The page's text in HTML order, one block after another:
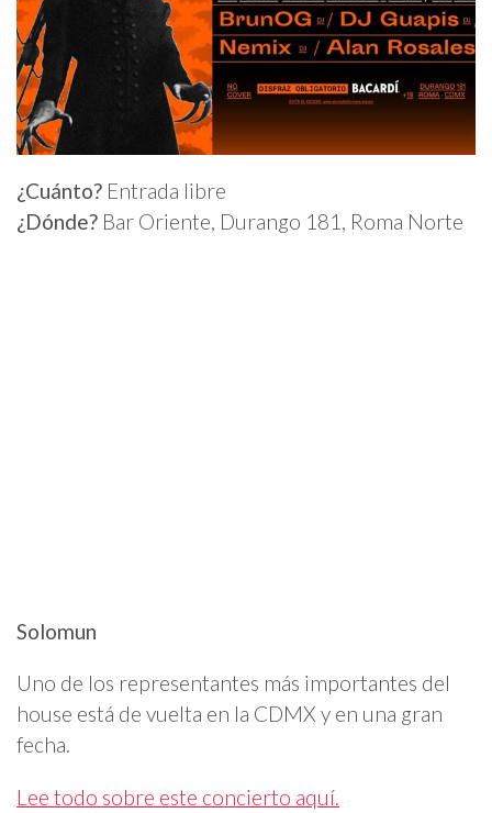
¿Cuánto? Entrada libre
¿Dónde? Bar Oriente, Durango 181, Roma Norte
Solomun
Uno de los representantes más importantes del
house está de vuelta en la CDMX y en una gran
fecha.
Lee todo sobre este concierto aquí.